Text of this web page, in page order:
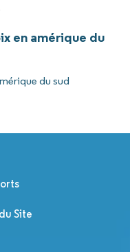
en amérique du
du sud
Site